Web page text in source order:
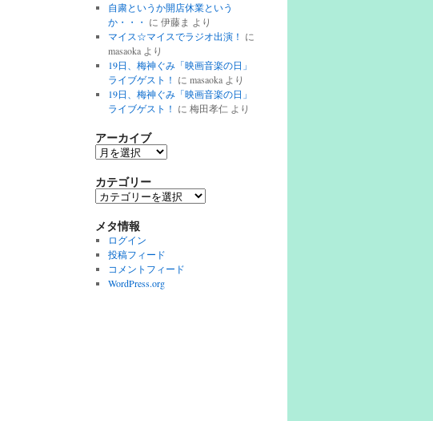
自粛というか開店休業という
か・・・ に 伊藤ま より
マイス☆マイスでラジオ出演！ に
masaokaより
19日、梅神ぐみ「映画音楽の日」
ライブゲスト！ に masaokaより
19日、梅神ぐみ「映画音楽の日」
ライブゲスト！ に 梅田孝仁 より
アーカイブ
ア
カ
イ
カテゴリー
カ
ゴ
リ
ー
メタ情報
ログイン
投稿フィード
コメントフィード
WordPress.org